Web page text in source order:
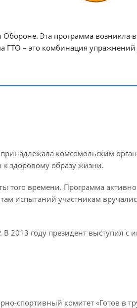
Эта программа возникла
ГТО – это комбинация
комсомольским
к здоровому образу жизни.
того времени. Программа
испытаний участникам
2013 году президент выступил
спортивный комитет «Готов в